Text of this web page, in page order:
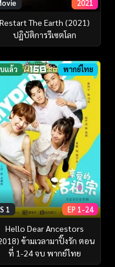
2021
Restart The Earth (2021)
ปฏิบัติการรีเซตโลก
แล้ว พากย์ไทย
1 EP 1-24
Hello Dear Ancestors
ข้ามเวลามาปิ๊งรัก ตอน
ที่ 1-24 จบ พากย์ไทย